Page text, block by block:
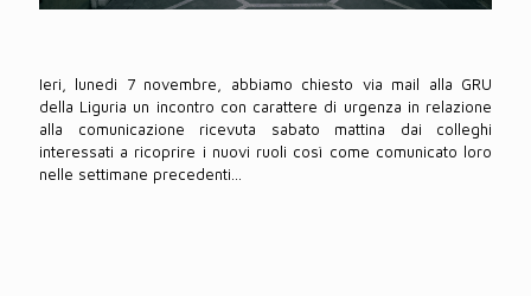
Ieri, lunedi 7 novembre, abbiamo chiesto via mail alla GRU
della Liguria un incontro con carattere di urgenza in relazione
alla comunicazione ricevuta sabato mattina dai colleghi
interessati a ricoprire i nuovi ruoli così come comunicato loro
nelle settimane precedenti...